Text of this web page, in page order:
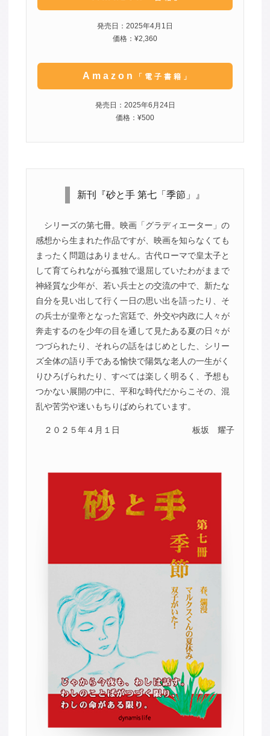
発売日：2025年4月1日
価格：¥2,360
Amazon 「電子書籍」
発売日：2025年6月24日
価格：¥500
新刊『砂と手 第七「季節」』
シリーズの第七冊。映画「グラディエーター」の
感想から生まれた作品ですが、映画を知らなくても
まったく問題はありません。古代ローマで皇太子と
して育てられながら孤独で退屈していたわがままで
神経質な少年が、若い兵士との交流の中で、新たな
自分を見い出して行く一日の思い出を語ったり、そ
の兵士が皇帝となった宮廷で、外交や内政に人々が
奔走するのを少年の目を通して見たある夏の日々が
つづられたり、それらの話をはじめとした、シリー
ズ全体の語り手である愉快で陽気な老人の一生がく
りひろげられたり、すべては楽しく明るく、予想も
つかない展開の中に、平和な時代だからこその、混
乱や苦労や迷いもちりばめられています。
２０２５年４月１日 板坂 耀子